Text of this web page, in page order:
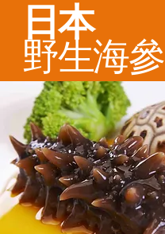
日本
​野生海參